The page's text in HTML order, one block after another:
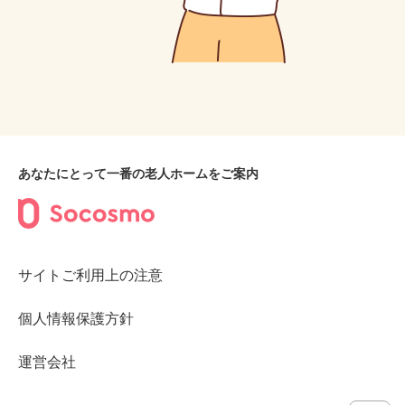
あなたにとって一番の老人ホームをご案内
サイトご利用上の注意
個人情報保護方針
運営会社